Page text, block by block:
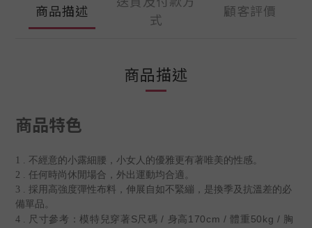
商品描述
式
顧客評價
商品描述
商品特色
1 . 不經意的小露細腰，小女人的優雅更有著唯美的性感。
2 . 任何時尚休閒場合，外出運動均合適。
3 . 採用高強度彈性布料，伸展自如不緊繃，是換季及抗溫差的必
備單品。
4 .
尺寸參考：模特兒穿著S尺碼 / 身高170cm / 體重50kg / 胸